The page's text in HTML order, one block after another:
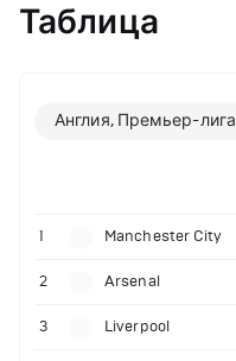
Таблица
Англия, Премьер-лига
1 Manchester City
2 Arsenal
3 Liverpool